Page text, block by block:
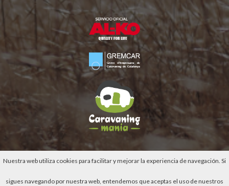
Nuestra web utiliza cookies para facilitar y mejorar la experiencia de navegación. Si
sigues navegando por nuestra web, entendemos que aceptas el uso de nuestros